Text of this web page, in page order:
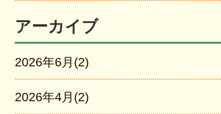
アーカイブ
2026年6月(2)
2026年4月(2)